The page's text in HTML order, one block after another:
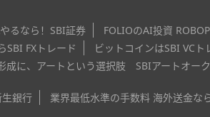
るなら！SBI証券 FOLIOのAI投資
SBI FXトレード
ビットコインはSBI VCト
成に、アートという選択肢 SBIアートオー
生銀行 業界最低水準の手数料 海外送金な